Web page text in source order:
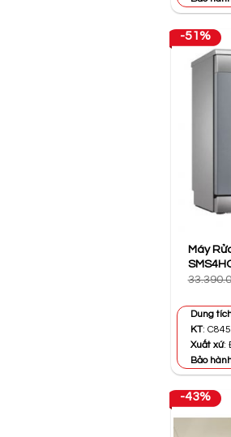
-51%
Máy
Dung
KT:
Xuất xứ:
Bảo
-43%